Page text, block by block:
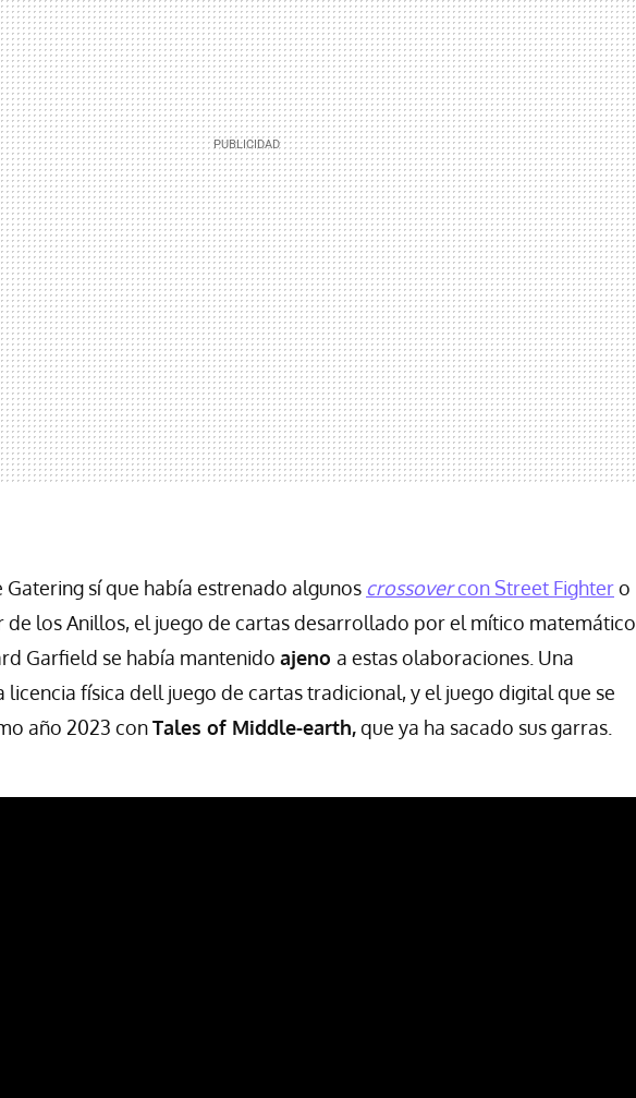
Gatering sí que había estrenado algunos crossovercon Street Fightero
de los Anillos, el juego de cartas desarrollado por el mítico matemático
Garfield se había mantenido ajeno a estas olaboraciones. Una
licencia física dell juego de cartas tradicional, y el juego digital que se
año 2023 conTales of Middle-earth,que ya ha sacado sus garras.